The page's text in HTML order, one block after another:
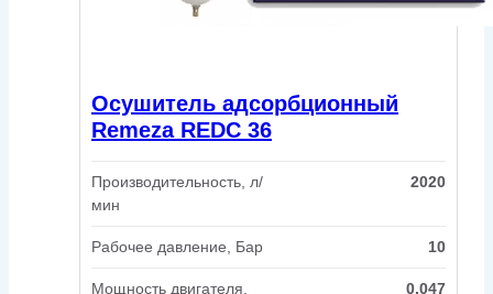
Осушитель адсорбционный
Remeza REDC 36
Производительность, л/
мин
2020
Рабочее давление, Бар 10
Мощность двигателя,
0.047